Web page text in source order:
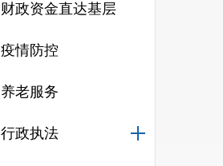
财政资金直达基层
疫情防控
养老服务
行政执法